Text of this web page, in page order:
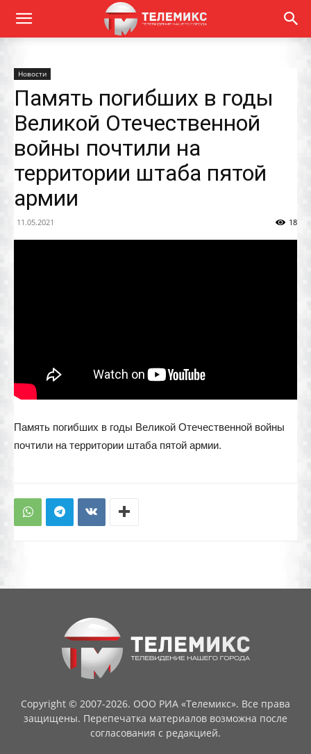
Новости
Память погибших в годы
Великой Отечественной
войны почтили на
территории штаба пятой
армии
11.05.2021 18
Память погибших в годы Великой Отечественной войны
почтили на территории штаба пятой армии.
Copyright © 2007-2026. ООО РИА «Телемикс». Все права
защищены. Перепечатка материалов возможна после
согласования с редакцией.